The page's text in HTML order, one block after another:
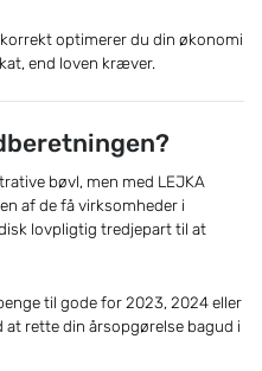
optimerer du din økonomi
end loven kræver.
bøvl, men med LEJKA
af de få virksomheder i
lovpligtig tredjepart til at
til gode for 2023, 2024 eller
rette din årsopgørelse bagud i